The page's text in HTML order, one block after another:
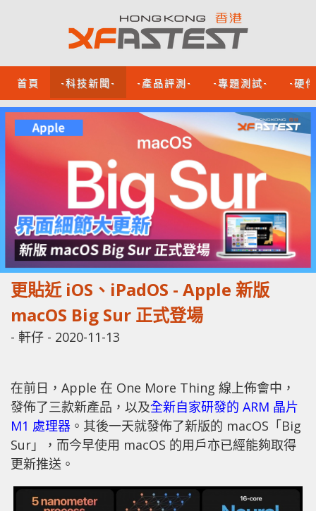
首頁 -科技新聞- -產品評測- -專題測試- -硬
更貼近 iOS、iPadOS - Apple 新版
macOS Big Sur 正式登場
- 軒仔 - 2020-11-13
在前日，Apple 在 One More Thing 線上佈會中，
發佈了三款新產品，以及全新自家研發的 ARM 晶片
M1 處理器 。其後一天就發佈了新版的 macOS「Big
Sur」，而今早使用 macOS 的用戶亦已經能夠取得
更新推送。